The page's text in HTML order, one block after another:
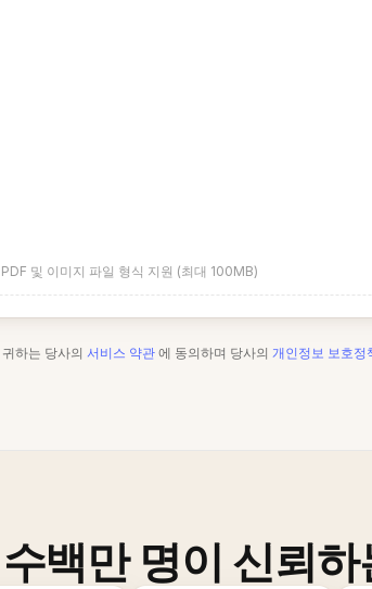
PDF 및 이미지 파일 형식 지원 (최대 100MB)
하는 당사의 서비스 약관 에 동의하며 당사의 개인정보 보호정
백만 명이 신뢰하